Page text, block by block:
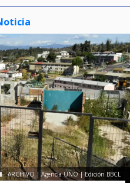
ARCHIVO | Agencia UNO | Edición BBCL